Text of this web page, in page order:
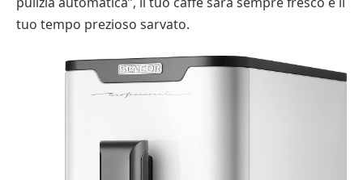
tuo tempo prezioso sarvato.